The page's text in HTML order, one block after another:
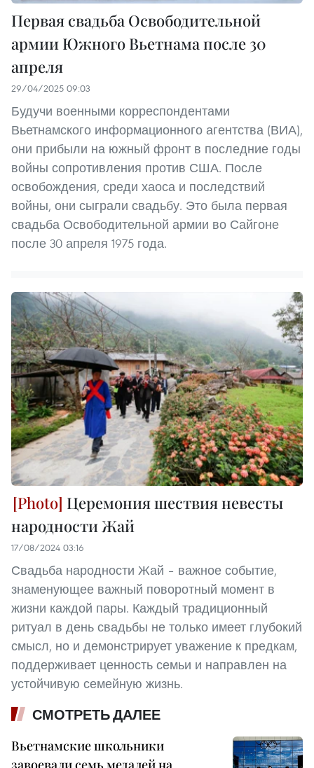
Первая свадьба Освободительной
армии Южного Вьетнама после 30
апреля
29/04/2025 09:03
Будучи военными корреспондентами
Вьетнамского информационного агентства (ВИА),
они прибыли на южный фронт в последние годы
войны сопротивления против США. После
освобождения, среди хаоса и последствий
войны, они сыграли свадьбу. Это была первая
свадьба Освободительной армии во Сайгоне
после 30 апреля 1975 года.
Церемония шествия невесты
народности Жай
17/08/2024 03:16
Свадьба народности Жай – важное событие,
знаменующее важный поворотный момент в
жизни каждой пары. Каждый традиционный
ритуал в день свадьбы не только имеет глубокий
смысл, но и демонстрирует уважение к предкам,
поддерживает ценность семьи и направлен на
устойчивую семейную жизнь.
СМОТРЕТЬ ДАЛЕЕ
Вьетнамские школьники
завоевали семь медалей на